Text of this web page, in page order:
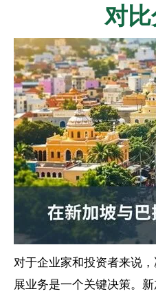
对
对于企业家和投资者来说
展业务是一个关键决策。